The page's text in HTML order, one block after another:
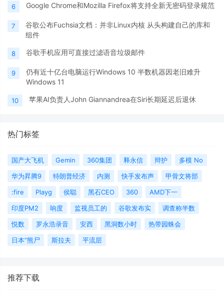
6 Google Chrome和Mozilla Firefox将支持全新无密码登录规范
7
谷歌公布Fuchsia文档：并非Linux内核 从头构建自己的库和
组件
8 谷歌手机应用可直接过滤语音垃圾邮件
9
仍有近十亿台电脑运行Windows 10 半数机器因老旧难升
Windows 11
10 苹果AI负责人John Giannandrea在Siri长期延迟后退休
热门标签
国产大飞机 Gemin 360集团 释永信 辩护
多模 No
华为昇腾9
特朗普经济 内测 快手发布声
甲骨文将部
:fire
Playg 侯聪 黑石CEO 360
AMD下一
印度PM2
响度 监视员工的 谷歌发布实
调查称半数
悦数
罗永浩录音 安西 黑洞数小时
热带园蛛会
日本“熊尸
斯拉夫 平流层
推荐下载